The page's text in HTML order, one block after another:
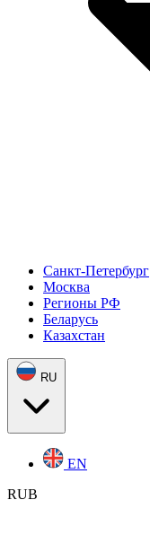
Санкт-Петербург
Москва
Регионы РФ
Беларусь
Казахстан
RU
EN
RUB